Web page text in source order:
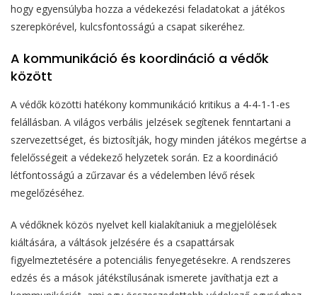
hogy egyensúlyba hozza a védekezési feladatokat a játékos
szerepkörével, kulcsfontosságú a csapat sikeréhez.
A kommunikáció és koordináció a védők
között
A védők közötti hatékony kommunikáció kritikus a 4-4-1-1-es
felállásban. A világos verbális jelzések segítenek fenntartani a
szervezettséget, és biztosítják, hogy minden játékos megértse a
felelősségeit a védekező helyzetek során. Ez a koordináció
létfontosságú a zűrzavar és a védelemben lévő rések
megelőzéséhez.
A védőknek közös nyelvet kell kialakítaniuk a megjelölések
kiáltására, a váltások jelzésére és a csapattársak
figyelmeztetésére a potenciális fenyegetésekre. A rendszeres
edzés és a mások játékstílusának ismerete javíthatja ezt a